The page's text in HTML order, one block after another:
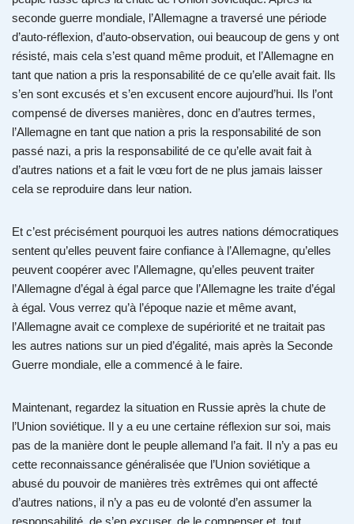
seconde guerre mondiale, l’Allemagne a traversé une période
d’auto-réflexion, d’auto-observation, oui beaucoup de gens y ont
résisté, mais cela s’est quand même produit, et l’Allemagne en
tant que nation a pris la responsabilité de ce qu’elle avait fait. Ils
s’en sont excusés et s’en excusent encore aujourd’hui. Ils l’ont
compensé de diverses manières, donc en d’autres termes,
l’Allemagne en tant que nation a pris la responsabilité de son
passé nazi, a pris la responsabilité de ce qu’elle avait fait à
d’autres nations et a fait le vœu fort de ne plus jamais laisser
cela se reproduire dans leur nation.
Et c’est précisément pourquoi les autres nations démocratiques
sentent qu’elles peuvent faire confiance à l’Allemagne, qu’elles
peuvent coopérer avec l’Allemagne, qu’elles peuvent traiter
l’Allemagne d’égal à égal parce que l’Allemagne les traite d’égal
à égal. Vous verrez qu’à l’époque nazie et même avant,
l’Allemagne avait ce complexe de supériorité et ne traitait pas
les autres nations sur un pied d’égalité, mais après la Seconde
Guerre mondiale, elle a commencé à le faire.
Maintenant, regardez la situation en Russie après la chute de
l’Union soviétique. Il y a eu une certaine réflexion sur soi, mais
pas de la manière dont le peuple allemand l’a fait. Il n’y a pas eu
cette reconnaissance généralisée que l’Union soviétique a
abusé du pouvoir de manières très extrêmes qui ont affecté
d’autres nations, il n’y a pas eu de volonté d’en assumer la
responsabilité, de s’en excuser, de le compenser et, tout